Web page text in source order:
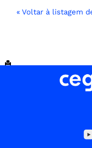
« Voltar à listagem